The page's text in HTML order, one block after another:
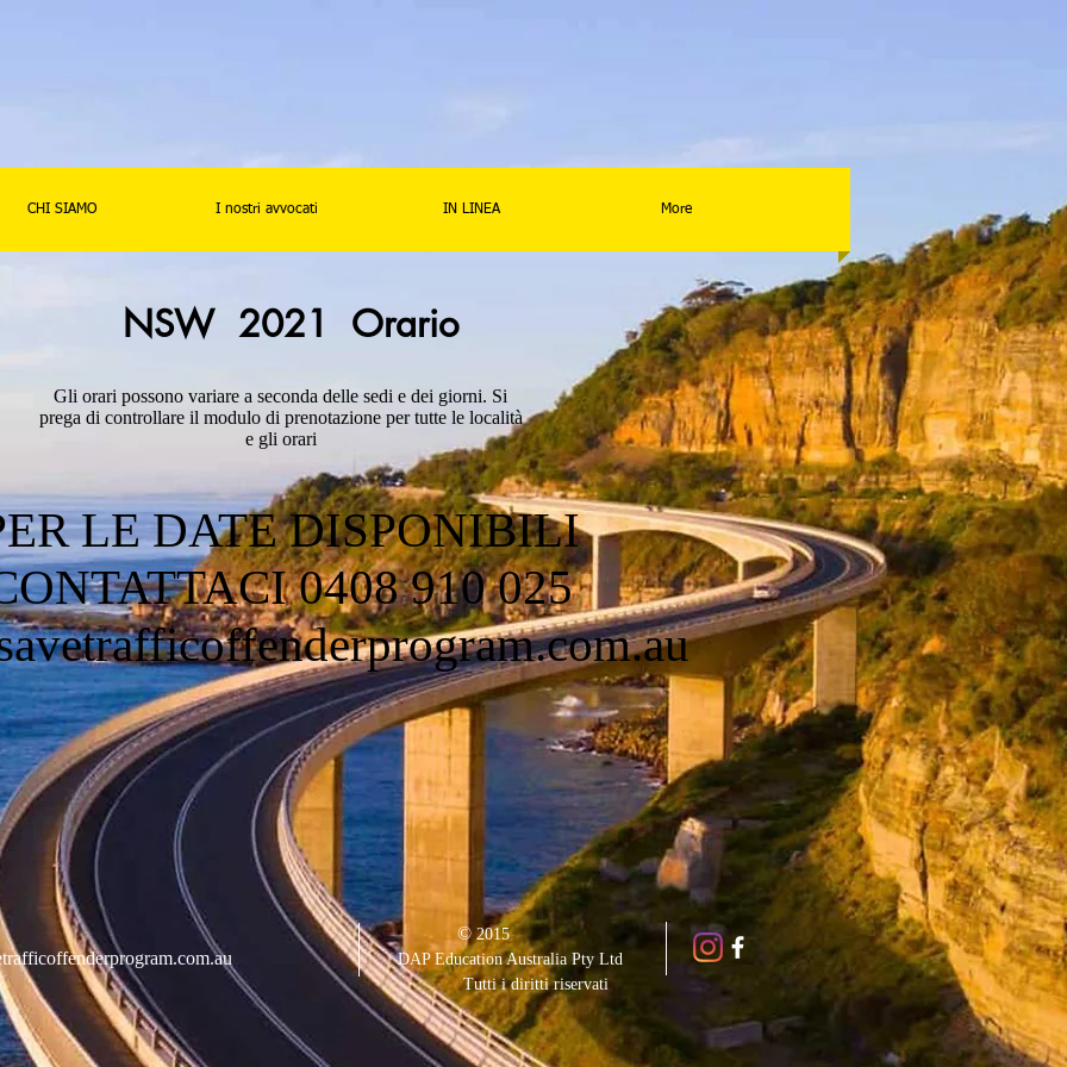
CHI SIAMO I nostri avvocati IN LINEA More
NSW 2021 Orario
Gli orari possono variare a seconda delle sedi e dei giorni. Si
prega di controllare il modulo di prenotazione per tutte le località
e gli orari
LE DATE DISPONIBILI
0408 910 025
© 2015
DAP Education Australia Pty Ltd
Tutti i diritti riservati